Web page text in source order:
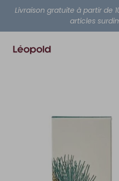
Livraison gratuite à partir de
articles